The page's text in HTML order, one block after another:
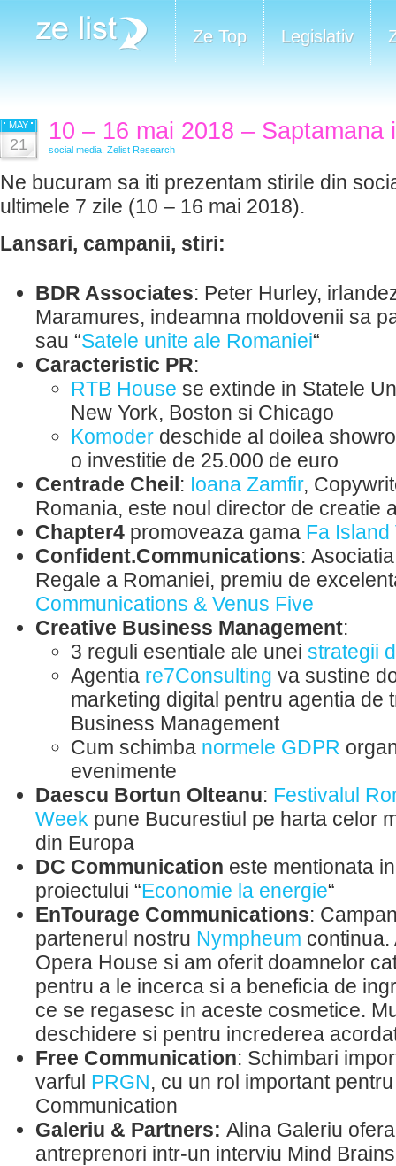
Ze Top Legislativ
MAY
21 10 – 16 mai 2018 – Saptamana
social media Zelist Research
Ne bucuram sa iti prezentam stirile din
ultimele 7 zile (10 – 16 mai 2018).
Lansari, campanii, stiri:
BDR Associates: Peter Hurley,
Maramures, indeamna moldovenii sa
sau “Satele unite ale Romaniei“
Caracteristic PR:
RTB House se extinde in Statele
New York, Boston si Chicago
Komoder deschide al doilea
o investitie de 25.000 de euro
Centrade Cheil: Ioana Zamfir,
Romania, este noul director de creatie
Chapter4 promoveaza gama Fa Island
Confident.Communications:
Regale a Romaniei, premiu de
Communications & Venus Five
Creative Business Management:
3 reguli esentiale ale unei strategii
Agentia re7Consulting va sustine
marketing digital pentru agentia de
Business Management
Cum schimba normele GDPR
evenimente
Daescu Bortun Olteanu: Festivalul
Week pune Bucurestiul pe harta celor
din Europa
DC Communication este mentionata
proiectului “Economie la energie“
EnTourage Communications:
partenerul nostru Nympheum continua.
Opera House si am oferit doamnelor
pentru a le incerca si a beneficia de
ce se regasesc in aceste cosmetice.
deschidere si pentru increderea
Free Communication: Schimbari
varful PRGN, cu un rol important
Communication
Galeriu & Partners: Alina Galeriu
antreprenori intr-un interviu Mind Brains